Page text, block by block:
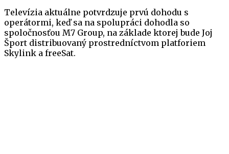
Televízia aktuálne potvrdzuje prvú dohodu s
operátormi, keď sa na spolupráci dohodla so
spoločnosťou M7 Group, na základe ktorej bude Joj
Šport distribuovaný prostredníctvom platforiem
Skylink a freeSat.